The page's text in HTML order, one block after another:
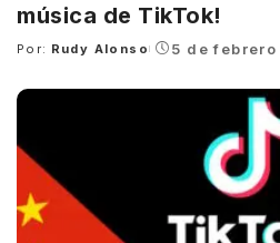
música de TikTok!
Posted
Por: Rudy Alonso 5 de